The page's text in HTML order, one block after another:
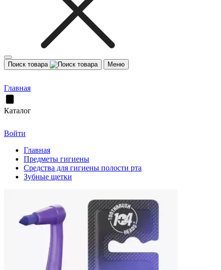
Поиск товара Меню
Главная
Каталог
Войти
Главная
Предметы гигиены
Средства для гигиены полости рта
Зубные щетки